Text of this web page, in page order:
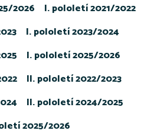
2026
I. pololetí 2021/2022
I. pololetí 2023/2024
I. pololetí 2025/2026
II. pololetí 2022/2023
II. pololetí 2024/2025
2025/2026